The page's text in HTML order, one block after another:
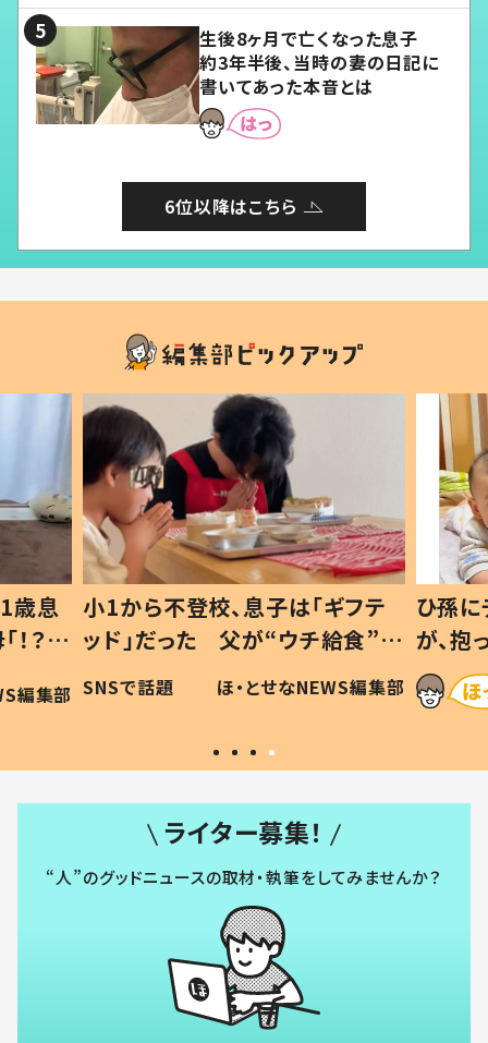
生後8ヶ月で亡くなった息子
約3年半後、当時の妻の日記に
書いてあった本音とは
6位以降はこちら
歳息
？」
編集部
小1から不登校、息子は「ギフテ
ッド」だった 父が“ウチ給食”を
作り続ける理由とは #令和の親
#令和の子
SNSで話題 ほ・とせなNEWS編集部
ひ孫
が、
「涙が
い」
ライター募集！
“人”のグッドニュースの取材・執筆をしてみませんか？